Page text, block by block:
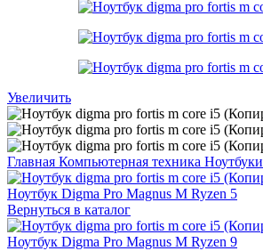
Увеличить
Главная Компьютерная техника Ноутбуки
Ноутбук Digma Pro Magnus M Ryzen 5
Вернуться в каталог
Ноутбук Digma Pro Magnus M Ryzen 9